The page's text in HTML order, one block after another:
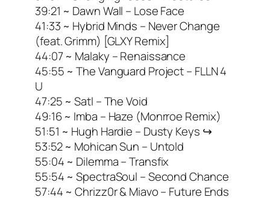
39:21 ~ Dawn Wall – Lose Face
41:33 ~ Hybrid Minds – Never Change
(feat. Grimm) [GLXY Remix]
44:07 ~ Malaky – Renaissance
45:55 ~ The Vanguard Project – FLLN 4
U
47:25 ~ Satl – The Void
49:16 ~ Imba – Haze (Monrroe Remix)
51:51 ~ Hugh Hardie – Dusty Keys ↪
53:52 ~ Mohican Sun – Untold
55:04 ~ Dilemma – Transfix
55:54 ~ SpectraSoul – Second Chance
57:44 ~ Chrizz0r & Miavo – Future Ends